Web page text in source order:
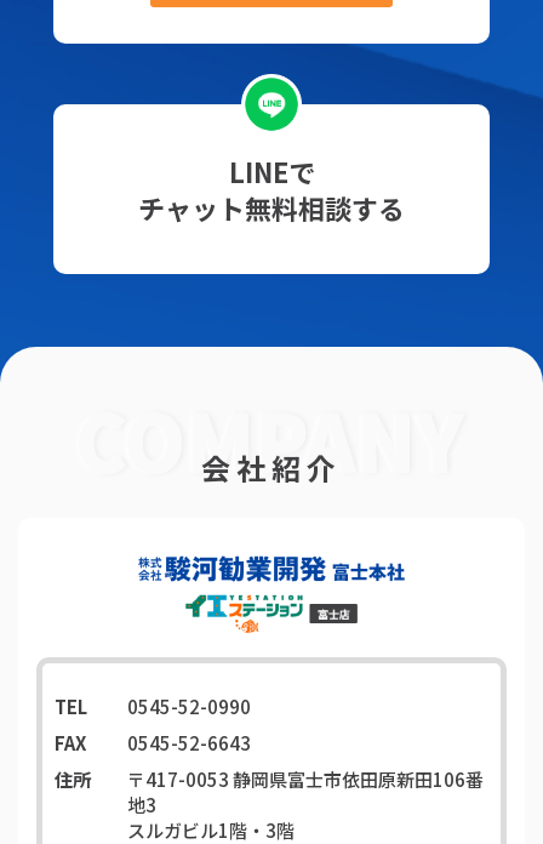
LINEで
チャット無料相談する
会社紹介
TEL
0545-52-0990
FAX
0545-52-6643
住所
〒417-0053静岡県富士市依田原新田106番
地3
スルガビル1階・3階